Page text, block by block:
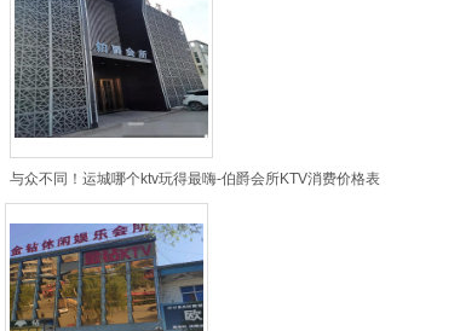
与众不同！运城哪个ktv玩得最嗨-伯爵会所KTV消费价格表